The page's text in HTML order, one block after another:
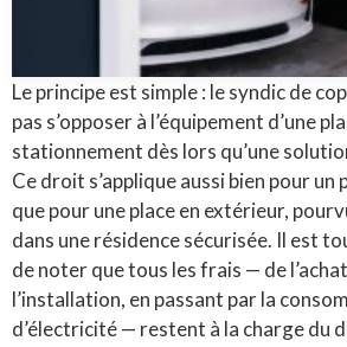
Le principe est simple : le syndic de
pas s’opposer à l’équipement d’une
stationnement dès lors qu’une
Ce droit s’applique aussi bien pour un
que pour une place en extérieur,
dans une résidence sécurisée. Il est
de noter que tous les frais — de
l’installation, en passant par la
d’électricité — restent à la charge du